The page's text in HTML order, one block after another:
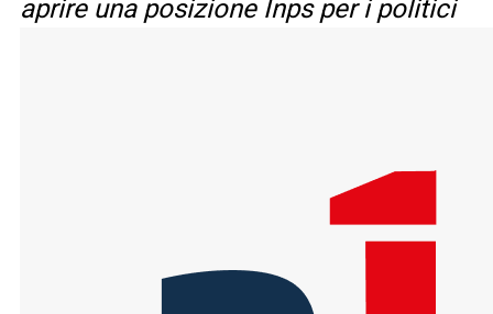
aprire una posizione Inps per i politici